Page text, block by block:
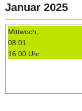
Januar 2025
Mittwoch,
08.01.
16.00 Uhr